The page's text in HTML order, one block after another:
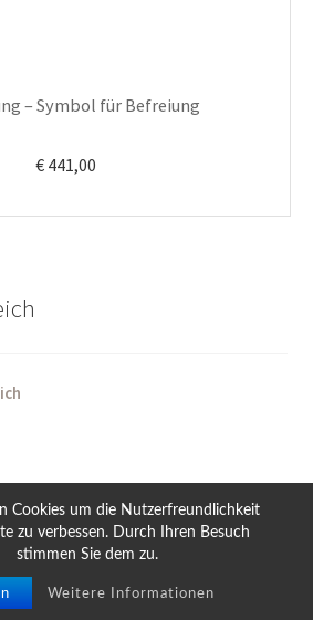
Cookies um die Nutzerfreundlichkeit
zu verbessen. Durch Ihren Besuch
stimmen Sie dem zu.
Weitere Informationen
– Symbol für Befreiung
€441,00
auf Anfrage
speziell für einen Ort, einen